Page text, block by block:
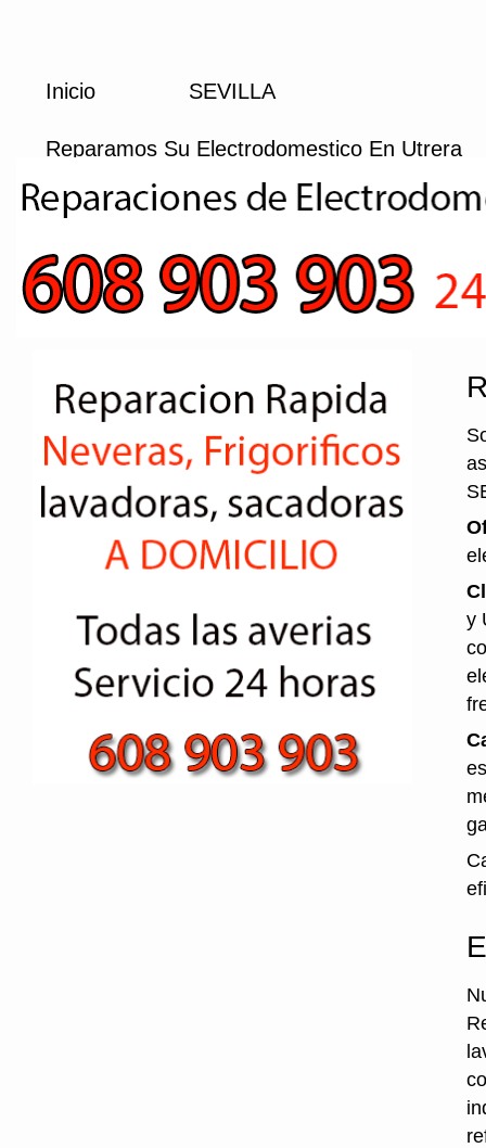
Inicio SEVILLA
Reparamos Su Electrodomestico En Utrera
y